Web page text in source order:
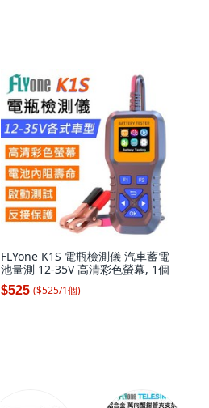
FLYone K1S 電瓶檢測儀 汽車蓄電
池量測 12-35V 高清彩色螢幕, 1個
$525 ($525/1個)